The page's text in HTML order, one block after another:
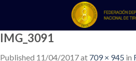
content
IMG_3091
Published 11/04/2017at 709 × 945 in